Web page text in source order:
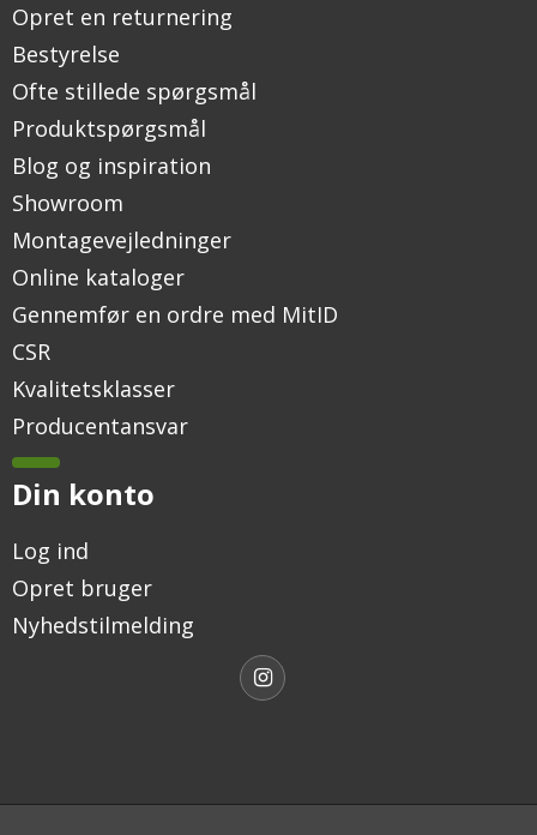
Opret en returnering
Bestyrelse
Ofte stillede spørgsmål
Produktspørgsmål
Blog og inspiration
Showroom
Montagevejledninger
Online kataloger
Gennemfør en ordre med MitID
CSR
Kvalitetsklasser
Producentansvar
Din konto
Log ind
Opret bruger
Nyhedstilmelding